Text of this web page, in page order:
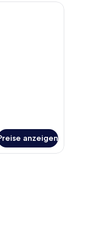
mit Vorhängen.
mit zwei Betten, einem
anzeigen